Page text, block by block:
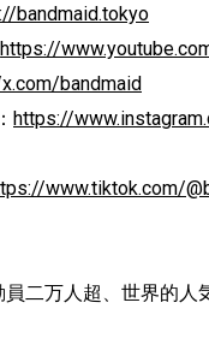
bandmaid.tokyo
https://
bandmaid
https://
www.tiktok.com/
員二万人超、世界的人